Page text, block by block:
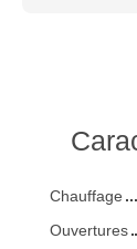
Chauffage
Ouvertures